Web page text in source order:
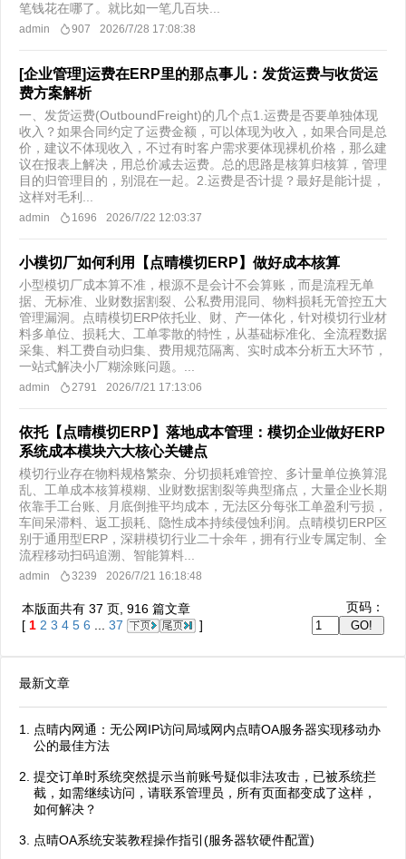
笔钱花在哪了。就比如一笔几百块...
admin 907 2026/7/28 17:08:38
[企业管理]运费在ERP里的那点事儿：发货运费与收货运
费方案解析
一、发货运费(OutboundFreight)的几个点1.运费是否要单独体现
收入？如果合同约定了运费金额，可以体现为收入，如果合同是总
价，建议不体现收入，不过有时客户需求要体现裸机价格，那么建
议在报表上解决，用总价减去运费。总的思路是核算归核算，管理
目的归管理目的，别混在一起。2.运费是否计提？最好是能计提，
这样对毛利...
admin 1696 2026/7/22 12:03:37
小模切厂如何利用【点晴模切ERP】做好成本核算
小型模切厂成本算不准，根源不是会计不会算账，而是流程无单
据、无标准、业财数据割裂、公私费用混同、物料损耗无管控五大
管理漏洞。点晴模切ERP依托业、财、产一体化，针对模切行业材
料多单位、损耗大、工单零散的特性，从基础标准化、全流程数据
采集、料工费自动归集、费用规范隔离、实时成本分析五大环节，
一站式解决小厂糊涂账问题。...
admin 2791 2026/7/21 17:13:06
依托【点晴模切ERP】落地成本管理：模切企业做好ERP
系统成本模块六大核心关键点
模切行业存在物料规格繁杂、分切损耗难管控、多计量单位换算混
乱、工单成本核算模糊、业财数据割裂等典型痛点，大量企业长期
依靠手工台账、月底倒推平均成本，无法区分每张工单盈利亏损，
车间呆滞料、返工损耗、隐性成本持续侵蚀利润。点晴模切ERP区
别于通用型ERP，深耕模切行业二十余年，拥有行业专属定制、全
流程移动扫码追溯、智能算料...
admin 3239 2026/7/21 16:18:48
本版面共有 37 页, 916 篇文章
[ 1 2 3 4 5 6 37 ]
页码：
最新文章
点晴内网通：无公网IP访问局域网内点晴OA服务器实现移动办
公的最佳方法
提交订单时系统突然提示当前账号疑似非法攻击，已被系统拦
截，如需继续访问，请联系管理员，所有页面都变成了这样，
如何解决？
点晴OA系统安装教程操作指引(服务器软硬件配置)